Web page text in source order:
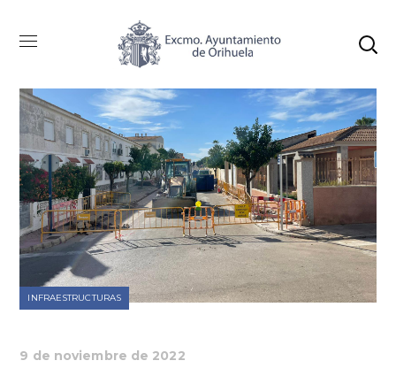
INFRAESTRUCTURAS
9 de noviembre de 2022